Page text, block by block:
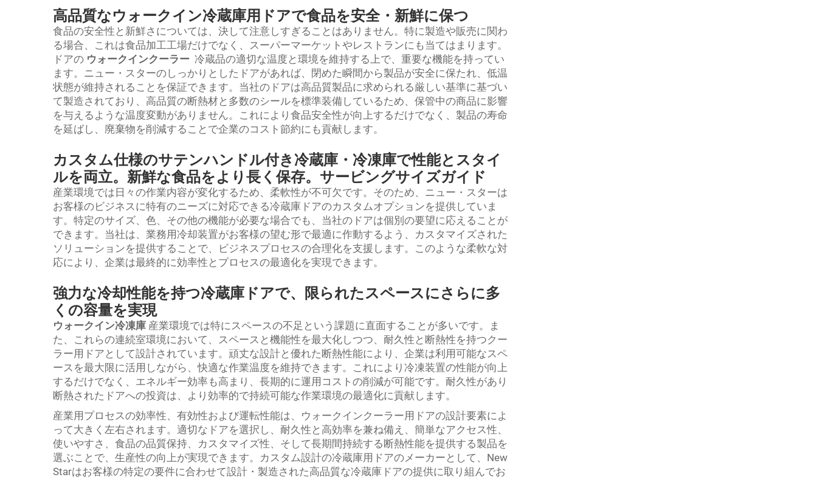
高品質なウォークイン冷蔵庫用ドアで食品を安全・新鮮に保つ
食品の安全性と新鮮さについては、決して注意しすぎることはありません。特に製造や販売に関わ
る場合、これは食品加工工場だけでなく、スーパーマーケットやレストランにも当てはまります。
ドアの ウォークインクーラー 冷蔵品の適切な温度と環境を維持する上で、重要な機能を持ってい
ます。ニュー・スターのしっかりとしたドアがあれば、閉めた瞬間から製品が安全に保たれ、低温
状態が維持されることを保証できます。当社のドアは高品質製品に求められる厳しい基準に基づい
て製造されており、高品質の断熱材と多数のシールを標準装備しているため、保管中の商品に影響
を与えるような温度変動がありません。これにより食品安全性が向上するだけでなく、製品の寿命
を延ばし、廃棄物を削減することで企業のコスト節約にも貢献します。
カスタム仕様のサテンハンドル付き冷蔵庫・冷凍庫で性能とスタイ
ルを両立。新鮮な食品をより長く保存。サービングサイズガイド
産業環境では日々の作業内容が変化するため、柔軟性が不可欠です。そのため、ニュー・スターは
お客様のビジネスに特有のニーズに対応できる冷蔵庫ドアのカスタムオプションを提供していま
す。特定のサイズ、色、その他の機能が必要な場合でも、当社のドアは個別の要望に応えることが
できます。当社は、業務用冷却装置がお客様の望む形で最適に作動するよう、カスタマイズされた
ソリューションを提供することで、ビジネスプロセスの合理化を支援します。このような柔軟な対
応により、企業は最終的に効率性とプロセスの最適化を実現できます。
強力な冷却性能を持つ冷蔵庫ドアで、限られたスペースにさらに多
くの容量を実現
ウォークイン冷凍庫 産業環境では特にスペースの不足という課題に直面することが多いです。ま
た、これらの連続室環境において、スペースと機能性を最大化しつつ、耐久性と断熱性を持つクー
ラー用ドアとして設計されています。頑丈な設計と優れた断熱性能により、企業は利用可能なスペ
ースを最大限に活用しながら、快適な作業温度を維持できます。これにより冷凍装置の性能が向上
するだけでなく、エネルギー効率も高まり、長期的に運用コストの削減が可能です。耐久性があり
断熱されたドアへの投資は、より効率的で持続可能な作業環境の最適化に貢献します。
産業用プロセスの効率性、有効性および運転性能は、ウォークインクーラー用ドアの設計要素によ
って大きく左右されます。適切なドアを選択し、耐久性と高効率を兼ね備え、簡単なアクセス性、
使いやすさ、食品の品質保持、カスタマイズ性、そして長期間持続する断熱性能を提供する製品を
選ぶことで、生産性の向上が実現できます。カスタム設計の冷蔵庫用ドアのメーカーとして、New
Starはお客様の特定の要件に合わせて設計・製造された高品質な冷蔵庫ドアの提供に取り組んでお